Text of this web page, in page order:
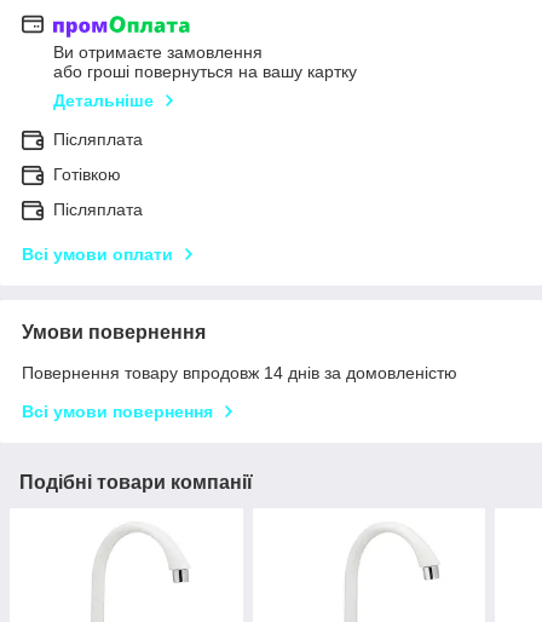
Ви отримаєте замовлення
або гроші повернуться на вашу картку
Детальніше
Післяплата
Готівкою
Післяплата
Всі умови оплати
Умови повернення
Повернення товару впродовж 14 днів за домовленістю
Всі умови повернення
Подібні товари компанії